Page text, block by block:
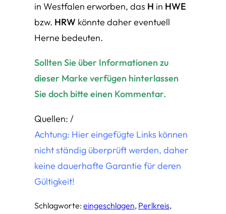
in Westfalen erworben, das H in HWE
bzw. HRW könnte daher eventuell
Herne bedeuten.
Sollten Sie über Informationen zu
dieser Marke verfügen hinterlassen
Sie doch bitte einen Kommentar.
Quellen: /
Achtung: Hier eingefügte Links können
nicht ständig überprüft werden, daher
keine dauerhafte Garantie für deren
Gültigkeit!
Schlagworte: eingeschlagen, Perlkreis